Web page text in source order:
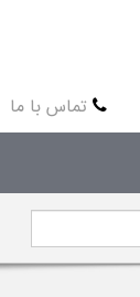
تماس با ما